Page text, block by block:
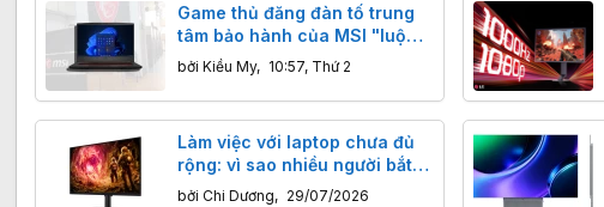
Game thủ đăng đàn tố trung
tâm bảo hành của MSI "luộc"
mất màn hình 144Hz, sự thật
đằng sau hoá ra là lỗi sơ đẳng
bởi Kiều My, 10:57, Thứ 2
Làm việc với laptop chưa đủ
rộng: vì sao nhiều người bắt
đầu tìm màn hình
bởi Chi Dương, 29/07/2026